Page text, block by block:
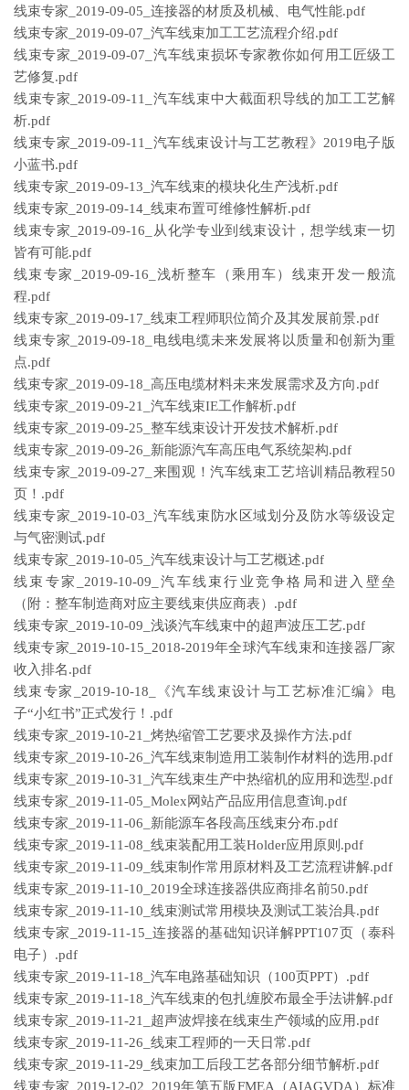
线束专家_2019-09-05_连接器的材质及机械、电气性能.pdf
线束专家_2019-09-07_汽车线束加工工艺流程介绍.pdf
线束专家_2019-09-07_汽车线束损坏专家教你如何用工匠级工
艺修复.pdf
线束专家_2019-09-11_汽车线束中大截面积导线的加工工艺解
析.pdf
线束专家_2019-09-11_汽车线束设计与工艺教程》2019电子版
小蓝书.pdf
线束专家_2019-09-13_汽车线束的模块化生产浅析.pdf
线束专家_2019-09-14_线束布置可维修性解析.pdf
线束专家_2019-09-16_从化学专业到线束设计，想学线束一切
皆有可能.pdf
线束专家_2019-09-16_浅析整车（乘用车）线束开发一般流
程.pdf
线束专家_2019-09-17_线束工程师职位简介及其发展前景.pdf
线束专家_2019-09-18_电线电缆未来发展将以质量和创新为重
点.pdf
线束专家_2019-09-18_高压电缆材料未来发展需求及方向.pdf
线束专家_2019-09-21_汽车线束IE工作解析.pdf
线束专家_2019-09-25_整车线束设计开发技术解析.pdf
线束专家_2019-09-26_新能源汽车高压电气系统架构.pdf
线束专家_2019-09-27_来围观！汽车线束工艺培训精品教程50
页！.pdf
线束专家_2019-10-03_汽车线束防水区域划分及防水等级设定
与气密测试.pdf
线束专家_2019-10-05_汽车线束设计与工艺概述.pdf
线束专家_2019-10-09_汽车线束行业竞争格局和进入壁垒
（附：整车制造商对应主要线束供应商表）.pdf
线束专家_2019-10-09_浅谈汽车线束中的超声波压工艺.pdf
线束专家_2019-10-15_2018-2019年全球汽车线束和连接器厂家
收入排名.pdf
线束专家_2019-10-18_《汽车线束设计与工艺标准汇编》电
子“小红书”正式发行！.pdf
线束专家_2019-10-21_烤热缩管工艺要求及操作方法.pdf
线束专家_2019-10-26_汽车线束制造用工装制作材料的选用.pdf
线束专家_2019-10-31_汽车线束生产中热缩机的应用和选型.pdf
线束专家_2019-11-05_Molex网站产品应用信息查询.pdf
线束专家_2019-11-06_新能源车各段高压线束分布.pdf
线束专家_2019-11-08_线束装配用工装Holder应用原则.pdf
线束专家_2019-11-09_线束制作常用原材料及工艺流程讲解.pdf
线束专家_2019-11-10_2019全球连接器供应商排名前50.pdf
线束专家_2019-11-10_线束测试常用模块及测试工装治具.pdf
线束专家_2019-11-15_连接器的基础知识详解PPT107页（泰科
电子）.pdf
线束专家_2019-11-18_汽车电路基础知识（100页PPT）.pdf
线束专家_2019-11-18_汽车线束的包扎缠胶布最全手法讲解.pdf
线束专家_2019-11-21_超声波焊接在线束生产领域的应用.pdf
线束专家_2019-11-26_线束工程师的一天日常.pdf
线束专家_2019-11-29_线束加工后段工艺各部分细节解析.pdf
线束专家_2019-12-02_2019年第五版FMEA（AIAGVDA）标准